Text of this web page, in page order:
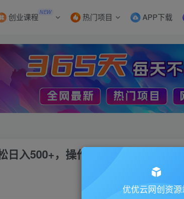
创业课程 NEW 热门项目 APP下载
入500+，操作简单，一遍上手
优优云网创资源